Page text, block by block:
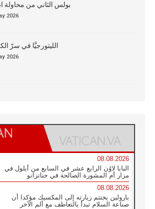
بولس الثاني من محاولة
2026
الليتورجيَّا في سرّ
2026
08.08.2026
البابا لاوُن الرابع عشر في السابع من أيلول في
مزار أم المشورة الصالحة في جناتزانو
08.08.2026
بارولين يختتم زيارته إلى المكسيك مؤكدا أن
صناعة السلام تبدأ بالتعاطف مع ألم الآخر